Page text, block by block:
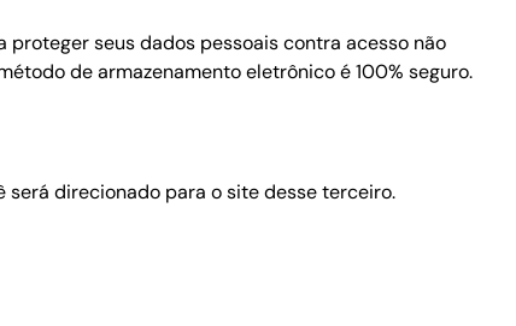
seus dados pessoais contra acesso não
de armazenamento eletrônico é 100% seguro.
será direcionado para o site desse terceiro.